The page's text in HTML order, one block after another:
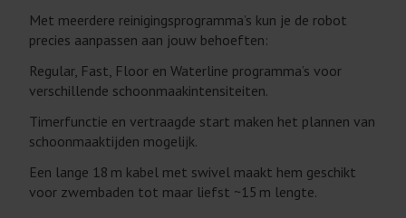
Met meerdere reinigingsprogramma’s kun je de robot
precies aanpassen aan jouw behoeften:
Regular, Fast, Floor en Waterline programma’s voor
verschillende schoonmaakintensiteiten.
Timerfunctie en vertraagde start maken het plannen van
schoonmaaktijden mogelijk.
Een lange 18 m kabel met swivel maakt hem geschikt
voor zwembaden tot maar liefst ~15 m lengte.